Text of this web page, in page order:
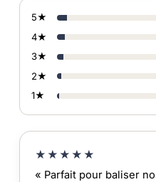
5★
4★
3★
2★
1★
★★★★★
« Parfait pour baliser